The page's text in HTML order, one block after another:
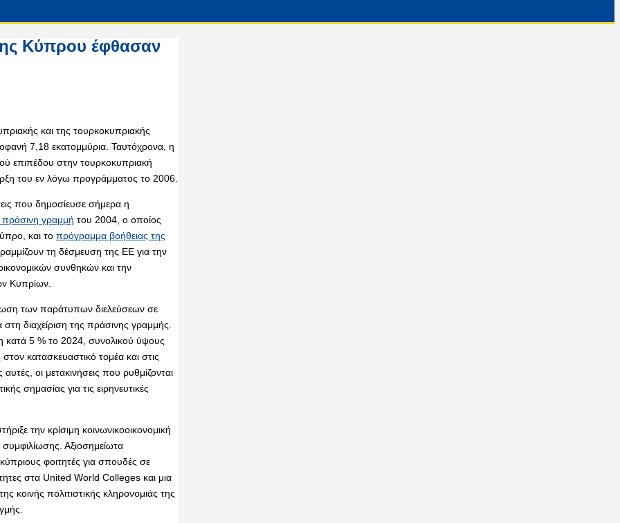
Κύπρου έφθασαν
και της τουρκοκυπριακής
7,18 εκατομμύρια. Ταυτόχρονα, η
επιπέδου στην τουρκοκυπριακή
του εν λόγω προγράμματος το 2006.
που δημοσίευσε σήμερα η
πράσινη γραμμή του 2004, ο οποίος
και το πρόγραμμα βοήθειας της
τη δέσμευση της ΕΕ για την
συνθηκών και την
Κυπρίων.
των παράτυπων διελεύσεων σε
διαχείριση της πράσινης γραμμής.
κατά 5 % το 2024, συνολικού ύψους
κατασκευαστικό τομέα και στις
οι μετακινήσεις που ρυθμίζονται
σημασίας για τις ειρηνευτικές
την κρίσιμη κοινωνικοοικονομική
Αξιοσημείωτα
φοιτητές για σπουδές σε
στα United World Colleges και μια
πολιτιστικής κληρονομιάς της